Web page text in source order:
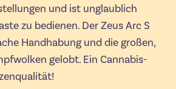
und ist unglaublich
zu bedienen. Der Zeus Arc S
Handhabung und die großen,
gelobt. Ein Cannabis-